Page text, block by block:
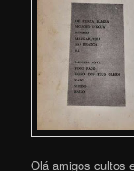
Olá amigos cultos